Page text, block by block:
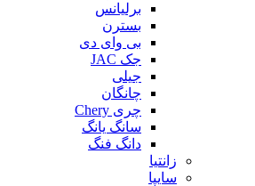
برلیانس
بسترن
بی وای دی
جک JAC
جیلی
چانگان
چری Chery
سانگ یانگ
دانگ فنگ
زانتیا
سایپا